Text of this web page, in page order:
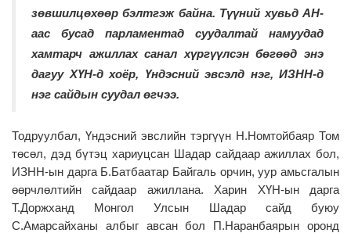
зөвшилцөхөөр бэлтгэж байна. Түүний хувьд АН-
аас бусад парламентад суудалтай намуудад
хамтарч ажиллах санал хүргүүлсэн бөгөөд энэ
дагуу ХҮН-д хоёр, Үндэсний эвсэлд нэг, ИЗНН-д
нэг сайдын суудал өгчээ.
Тодруулбал, Үндэсний эвслийн тэргүүн Н.Номтойбаяр Том
төсөл, дэд бүтэц хариуцсан Шадар сайдаар ажиллах бол,
ИЗНН-ын дарга Б.Батбаатар Байгаль орчин, уур амьсгалын
өөрчлөлтийн сайдаар ажиллана. Харин ХҮН-ын дарга
Т.Доржханд Монгол Улсын Шадар сайд буюу
С.Амарсайханы албыг авсан бол П.Наранбаярын оронд